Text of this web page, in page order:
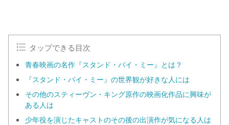
タップできる目次
青春映画の名作『スタンド・バイ・ミー』とは？
『スタンド・バイ・ミー』の世界観が好きな人には
その他のスティーヴン・キング原作の映画化作品に興味が
ある人は
少年役を演じたキャストのその後の出演作が気になる人は